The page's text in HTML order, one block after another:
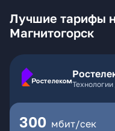
Лучшие тарифы
Магнитогорск
300 мбит/сек